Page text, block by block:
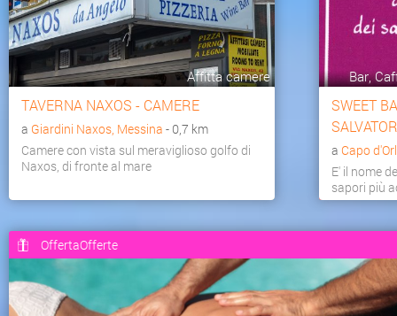
Affitta camere
TAVERNA NAXOS - CAMERE
a Giardini Naxos, Messina - 0,7 km
Camere con vista sul meraviglioso golfo di
Naxos, di fronte al mare
Bar,
SWEET
a Capo
E' il nome
sapori più
OffertaOfferte